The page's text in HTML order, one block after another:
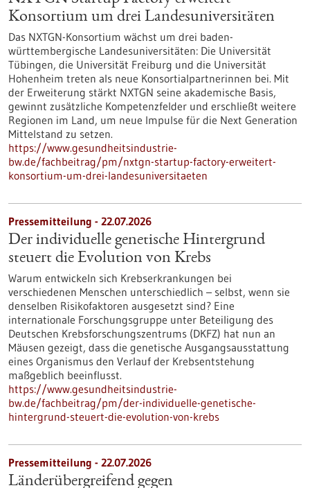
Konsortium um drei Landesuniversitäten
Das NXTGN-Konsortium wächst um drei baden-
württembergische Landesuniversitäten: Die Universität
Tübingen, die Universität Freiburg und die Universität
Hohenheim treten als neue Konsortialpartnerinnen bei. Mit
der Erweiterung stärkt NXTGN seine akademische Basis,
gewinnt zusätzliche Kompetenzfelder und erschließt weitere
Regionen im Land, um neue Impulse für die Next Generation
Mittelstand zu setzen.
https://www.gesundheitsindustrie-
bw.de/fachbeitrag/pm/nxtgn-startup-factory-erweitert-
konsortium-um-drei-landesuniversitaeten
Pressemitteilung - 22.07.2026
Der individuelle genetische Hintergrund
steuert die Evolution von Krebs
Warum entwickeln sich Krebserkrankungen bei
verschiedenen Menschen unterschiedlich – selbst, wenn sie
denselben Risikofaktoren ausgesetzt sind? Eine
internationale Forschungsgruppe unter Beteiligung des
Deutschen Krebsforschungszentrums (DKFZ) hat nun an
Mäusen gezeigt, dass die genetische Ausgangsausstattung
eines Organismus den Verlauf der Krebsentstehung
maßgeblich beeinflusst.
https://www.gesundheitsindustrie-
bw.de/fachbeitrag/pm/der-individuelle-genetische-
hintergrund-steuert-die-evolution-von-krebs
Pressemitteilung - 22.07.2026
Länderübergreifend gegen